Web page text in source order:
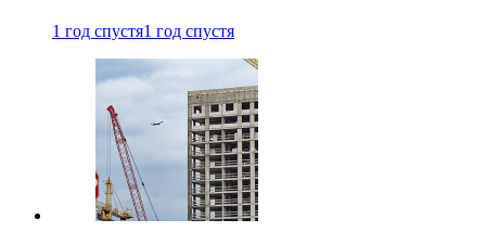
1 год спустя1 год спустя